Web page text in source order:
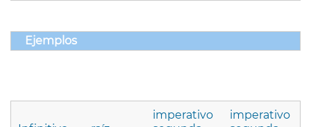
Ejemplos
imperativo
imperativo